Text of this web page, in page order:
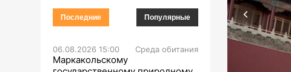
Последние Популярные
06.08.2026 15:00 Среда обитания
Маркакольскому